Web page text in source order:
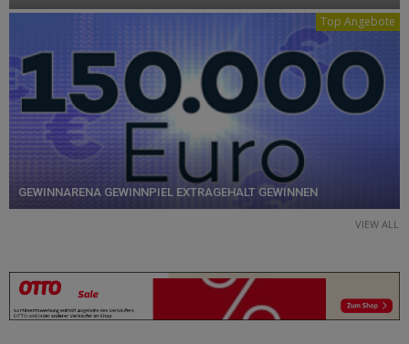
Top Angebote
GEWINNARENA GEWINNPIEL EXTRAGEHALT GEWINNEN
VIEW ALL